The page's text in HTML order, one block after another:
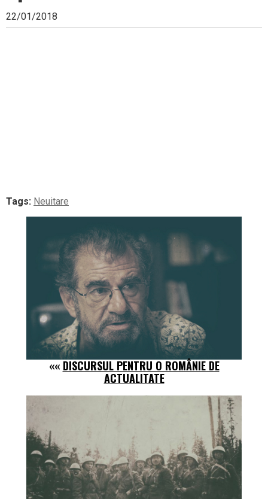
22/01/2018
Tags: Neuitare
«« DISCURSUL PENTRU O ROMÂNIE DE
ACTUALITATE